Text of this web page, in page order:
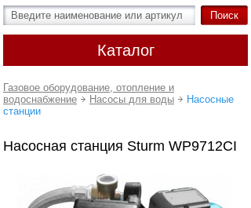
Каталог
Газовое оборудование, отопление и
водоснабжение
Насосы для воды
Насосные
станции
Насосная станция Sturm WP9712CI